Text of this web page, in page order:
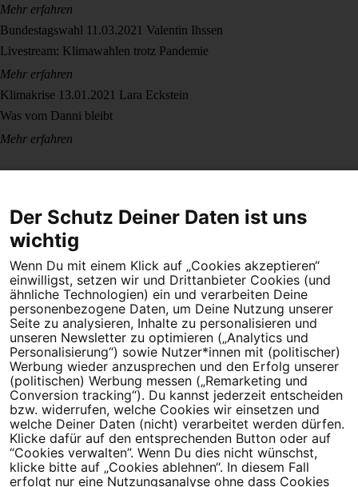
Mehr erfahren
Bundestagswahl 11.03.2021 Valentin Ihssen
Livestream: Klimawahlen trotz Pandemie
Mehr erfahren
Klimakrise 13.01.2021 Lara Eckstein
Was vom Danni bleibt
Mehr erfahren
Dein Engagement macht den Unterschied. Schließe Dich 4,5
Millionen Menschen an.
Newsletter bestellen
Campact e.V.
IBAN DE95 2‍5‍1‍2 0‍5‍1‍0 6‍9‍8‍0 0‍0‍0‍0 0‍0
SozialBank
Direkt online spenden
Der Schutz Deiner Daten ist uns
wichtig
Wenn Du mit einem Klick auf „Cookies akzeptieren“
einwilligst, setzen wir und Drittanbieter Cookies (und
ähnliche Technologien) ein und verarbeiten Deine
personenbezogene Daten, um Deine Nutzung unserer
Seite zu analysieren, Inhalte zu personalisieren und
unseren Newsletter zu optimieren („Analytics und
Personalisierung“) sowie Nutzer*innen mit (politischer)
Werbung wieder anzusprechen und den Erfolg unserer
(politischen) Werbung messen („Remarketing und
Conversion tracking“). Du kannst jederzeit entscheiden
bzw. widerrufen, welche Cookies wir einsetzen und
welche Deiner Daten (nicht) verarbeitet werden dürfen.
Klicke dafür auf den entsprechenden Button oder auf
“Cookies verwalten”. Wenn Du dies nicht wünschst,
klicke bitte auf „Cookies ablehnen“. In diesem Fall
erfolgt nur eine Nutzungsanalyse ohne dass Cookies